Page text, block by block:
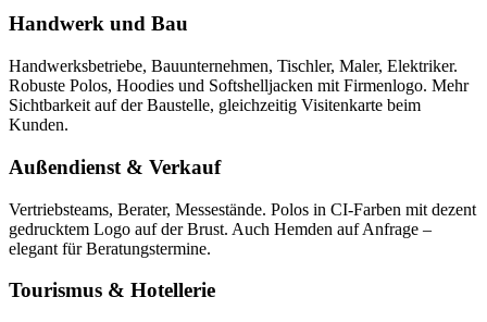
Handwerk und Bau
Handwerksbetriebe, Bauunternehmen, Tischler, Maler, Elektriker.
Robuste Polos, Hoodies und Softshelljacken mit Firmenlogo. Mehr
Sichtbarkeit auf der Baustelle, gleichzeitig Visitenkarte beim
Kunden.
Außendienst & Verkauf
Vertriebsteams, Berater, Messestände. Polos in CI-Farben mit dezent
gedrucktem Logo auf der Brust. Auch Hemden auf Anfrage –
elegant für Beratungstermine.
Tourismus & Hotellerie